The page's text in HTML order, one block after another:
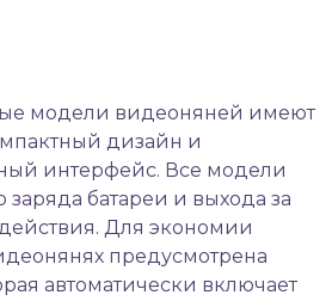
модели видеоняней имеют
дизайн и
интерфейс. Все модели
батареи и выхода за
Для экономии
предусмотрена
автоматически включает